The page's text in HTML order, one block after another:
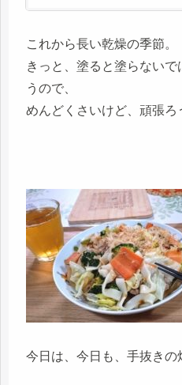
これから長い乾燥の季節。
きっと、塗ると塗らない
うので、
めんどくさいけど、頑張ろ
今日は、今日も、手抜きの